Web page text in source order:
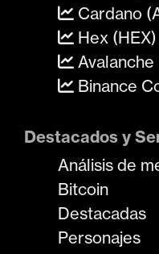
Cardano
Hex (HEX)
Avalanche
Binance
Destacados y
Análisis de
Bitcoin
Destacadas
Personajes